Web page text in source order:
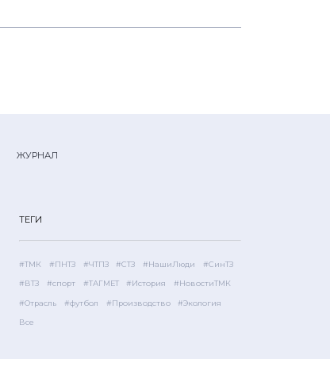
ЖУРНАЛ
ТЕГИ
#ТМК #ПНТЗ #ЧТПЗ #СТЗ #НашиЛюди #СинТЗ
#ВТЗ #спорт #ТАГМЕТ #История #НовостиТМК
#Отрасль #футбол #Производство #Экология
Все